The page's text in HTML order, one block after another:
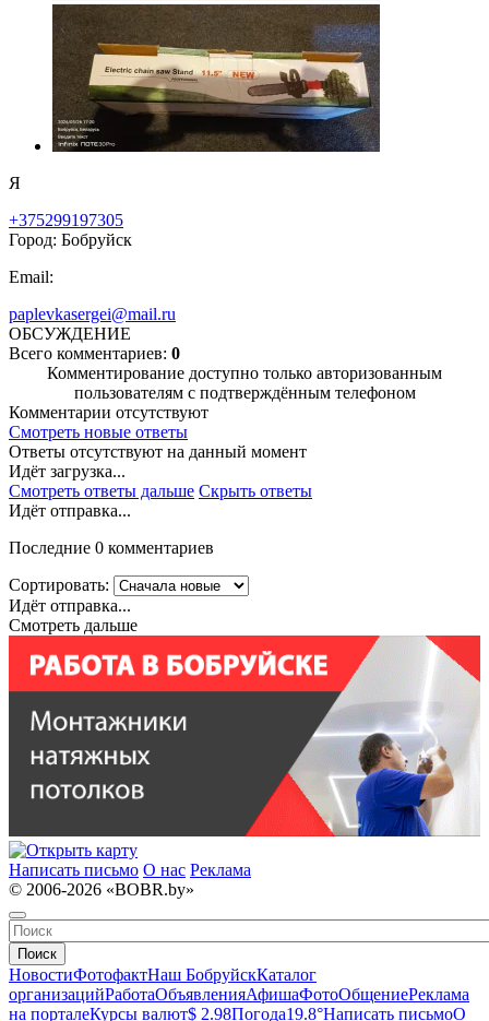
Я
+375299197305
Город: Бобруйск
Email:
paplevkasergei@mail.ru
ОБСУЖДЕНИЕ
Всего комментариев: 0
Комментирование доступно только авторизованным
пользователям с подтверждённым телефоном
Комментарии отсутствуют
Смотреть новые ответы
Ответы отсутствуют на данный момент
Идёт загрузка...
Смотреть ответы дальше Скрыть ответы
Идёт отправка...
Последние 0 комментариев
Сортировать:
Идёт отправка...
Смотреть дальше
Написать письмо О нас Реклама
© 2006-2026 «BOBR.by»
Поиск
НовостиФотофактНаш БобруйскКаталог
организацийРаботаОбъявленияАфишаФотоОбщениеРеклама
на порталеКурсы валют$ 2.98Погода19.8°Написать письмоО